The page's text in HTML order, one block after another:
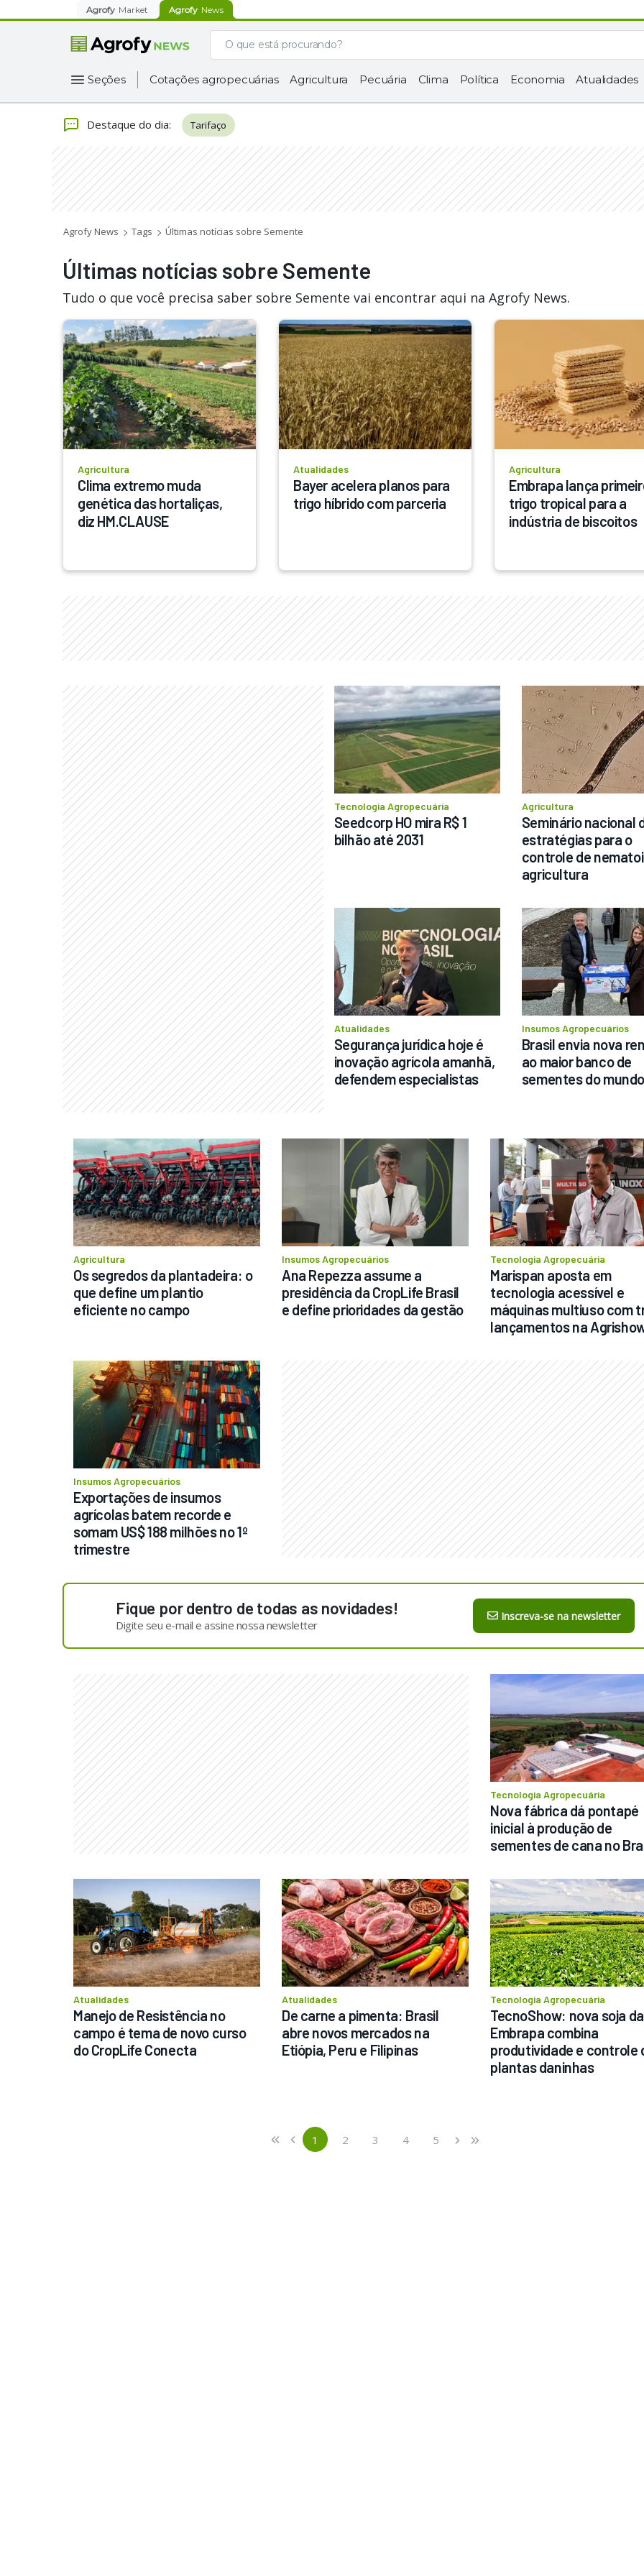
Agrofy Market Agrofy News
Seções Cotações agropecuárias Agricultura Pecuária Clima Política Economia Atualidades
Destaque do dia: Tarifaço
Agrofy News Tags Últimas notícias sobre Semente
Últimas notícias sobre Semente
Tudo o que você precisa saber sobre Semente vai encontrar aqui na Agrofy News.
Agricultura
Clima extremo muda
genética das hortaliças,
diz HM.CLAUSE
Atualidades
Bayer acelera planos para
trigo híbrido com parceria
Agricultura
Embrapa lança
trigo tropical para a
indústria de biscoitos
Tecnologia Agropecuária
Seedcorp HO mira R$ 1
bilhão até 2031
Agricultura
Seminário nacional
estratégias para o
controle de
agricultura
Atualidades
Segurança jurídica hoje é
inovação agrícola amanhã,
defendem especialistas
Insumos Agropecuários
Brasil envia nova
ao maior banco de
sementes do mundo
Agricultura
Os segredos da plantadeira: o
que define um plantio
eficiente no campo
Insumos Agropecuários
Ana Repezza assume a
presidência da CropLife Brasil
e define prioridades da gestão
Tecnologia Agropecuária
Marispan aposta em
tecnologia acessível e
máquinas multiuso com
lançamentos na
Insumos Agropecuários
Exportações de insumos
agrícolas batem recorde e
somam US$ 188 milhões no 1º
trimestre
Fique por dentro de todas as novidades!
Digite seu e-mail e assine nossa newsletter
Inscreva-se na newsletter
Tecnologia Agropecuária
Nova fábrica dá pontapé
inicial à produção de
sementes de cana no
Atualidades
Manejo de Resistência no
campo é tema de novo curso
do CropLife Conecta
Atualidades
De carne a pimenta: Brasil
abre novos mercados na
Etiópia, Peru e Filipinas
Tecnologia Agropecuária
TecnoShow: nova soja da
Embrapa combina
produtividade e controle
plantas daninhas
«
First ‹
Previous 1(current)
2 3 4 5 ›
Next
»
Last